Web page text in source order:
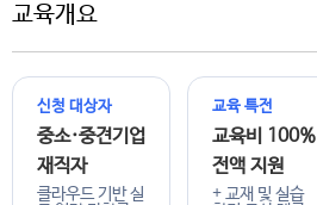
교육개요
신청 대상자
중소·중견기업
재직자
클라우드 기반 실
교육 특전
교육비 100%
전액 지원
+ 교재 및 실습